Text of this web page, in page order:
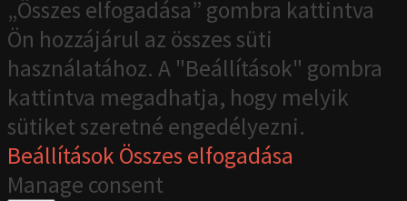
„Összes elfogadása” gombra kattintva
Ön hozzájárul az összes süti
használatához. A "Beállítások" gombra
kattintva megadhatja, hogy melyik
sütiket szeretné engedélyezni.
BeállításokÖsszes elfogadása
Manage consent